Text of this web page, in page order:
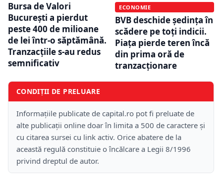
Bursa de Valori
București a pierdut
peste 400 de milioane
de lei într-o săptămână.
Tranzacțiile s-au redus
semnificativ
ECONOMIE
BVB deschide ședința în
scădere pe toți indicii.
Piața pierde teren încă
din prima oră de
tranzacționare
CONDIȚII DE PRELUARE
Informațiile publicate de capital.ro pot fi preluate de
alte publicații online doar în limita a 500 de caractere și
cu citarea sursei cu link activ. Orice abatere de la
această regulă constituie o încălcare a Legii 8/1996
privind dreptul de autor.